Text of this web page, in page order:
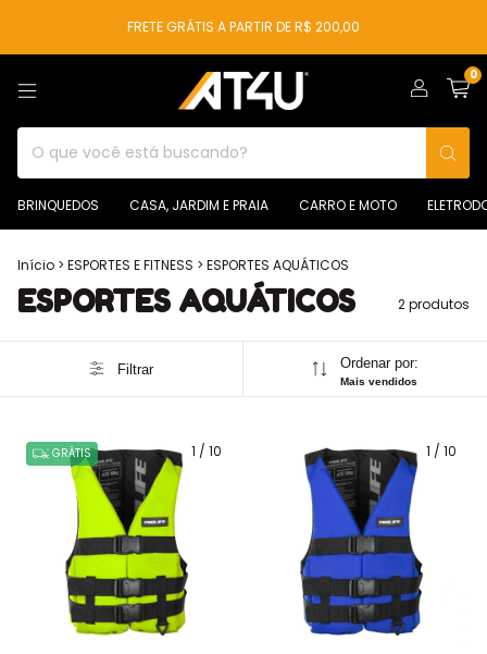
FRETE GRÁTIS A PARTIR DE R$ 200,00
0
BRINQUEDOS CASA, JARDIM E PRAIA CARRO E MOTO
Início > ESPORTES E FITNESS > ESPORTES AQUÁTICOS
ESPORTES AQUÁTICOS 2 produtos
Filtrar Ordenar por:
Mais vendidos
1 / 10
GRÁTIS 1 / 10